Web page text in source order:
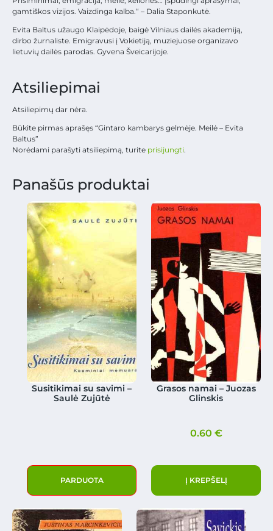
gamtiškos vizijos. Vaizdinga kalba.“ – Dalia Staponkutė.
Evita Baltus užaugo Klaipėdoje, baigė Vilniaus dailės akademiją,
dirbo žurnaliste. Emigravusi į Vokietiją, muziejuose organizavo
lietuvių dailės parodas. Gyvena Šveicarijoje.
Atsiliepimai
Atsiliepimų dar nėra.
Būkite pirmas aprašęs “Gintaro kambarys gelmėje. Meilė – Evita
Baltus”
Norėdami parašyti atsiliepimą, turite prisijungti.
Panašūs produktai
Susitikimai su savimi –
Saulė Zujūtė
PARDUOTA
Grasos namai – Juozas
Glinskis
0.60 €
Į KREPŠELĮ